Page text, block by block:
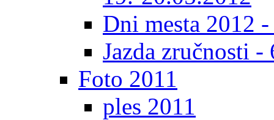
Dni mesta 2012
Jazda zručnosti
Foto 2011
ples 2011